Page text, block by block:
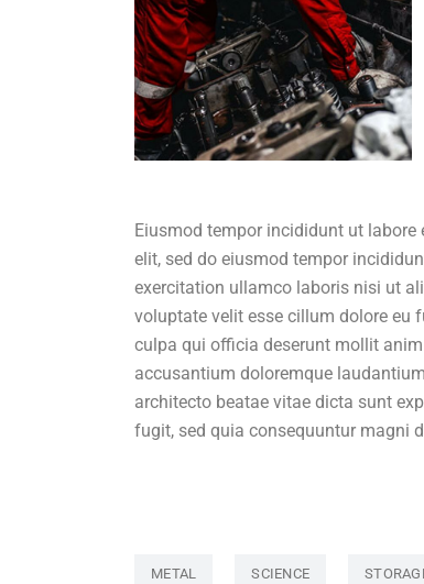
Eiusmod tempor incididunt ut
elit, sed do eiusmod tempor
exercitation ullamco laboris nisi ut
voluptate velit esse cillum dolore eu
culpa qui officia deserunt mollit
accusantium doloremque
architecto beatae vitae dicta sunt
fugit, sed quia consequuntur magni
METAL SCIENCE